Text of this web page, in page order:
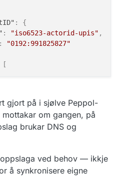
:
{
: "iso6523-actorid-upis" ,
:
"0192:991825827"
[
: "busdox-docid-qns"
: "busdox-docid-qns"
gjort på i sjølve Peppol-
om gangen, på
brukar DNS og
ved behov — ikkje
å synkronisere eigne